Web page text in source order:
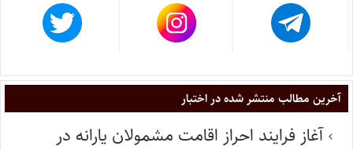
آخرین مطالب منتشر شده در اختبار
آغاز فرایند احراز اقامت مشمولان یارانه در